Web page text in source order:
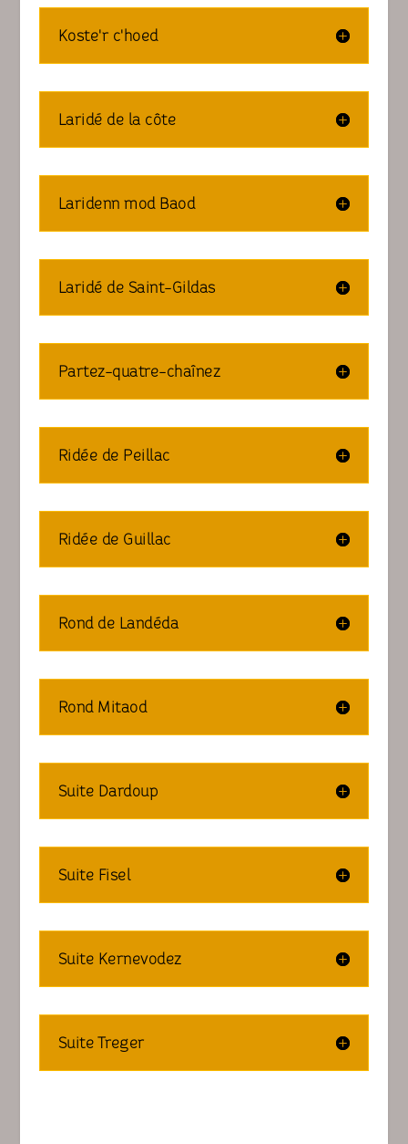
Koste'r c'hoed
Laridé de la côte
Laridenn mod Baod
Laridé de Saint-Gildas
Partez-quatre-chaînez
Ridée de Peillac
Ridée de Guillac
Rond de Landéda
Rond Mitaod
Suite Dardoup
Suite Fisel
Suite Kernevodez
Suite Treger